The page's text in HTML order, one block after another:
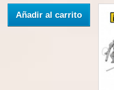
Añadir al carrito